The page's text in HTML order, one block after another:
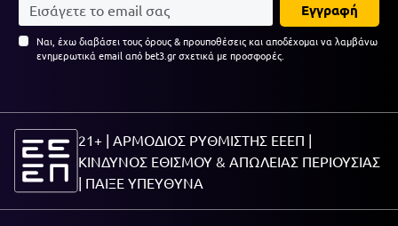
Εγγραφή
Ναι, έχω διαβάσει τους όρους & προυποθέσεις και αποδέχομαι να λαμβάνω
ενημερωτικά email από bet3.gr σχετικά με προσφορές.
21+ | ΑΡΜΟΔΙΟΣ ΡΥΘΜΙΣΤΗΣ ΕΕΕΠ |
ΚΙΝΔΥΝΟΣ ΕΘΙΣΜΟΥ & ΑΠΩΛΕΙΑΣ ΠΕΡΙΟΥΣΙΑΣ
| ΠΑΙΞΕ ΥΠΕΥΘΥΝΑ